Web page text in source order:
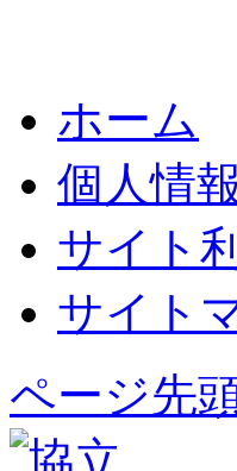
ホーム
個人情
サイト
サイト
ページ先